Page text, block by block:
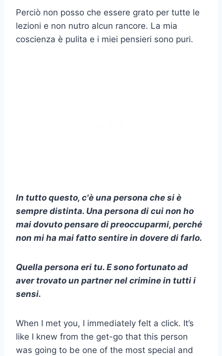
Perciò non posso che essere grato per tutte le
lezioni e non nutro alcun rancore. La mia
coscienza è pulita e i miei pensieri sono puri.
In tutto questo, c'è una persona che si è
sempre distinta. Una persona di cui non ho
mai dovuto pensare di preoccuparmi, perché
non mi ha mai fatto sentire in dovere di farlo.
Quella persona eri tu. E sono fortunato ad
aver trovato un partner nel crimine in tutti i
sensi.
When I met you, I immediately felt a click. It’s
like I knew from the get-go that this person
was going to be one of the most special and